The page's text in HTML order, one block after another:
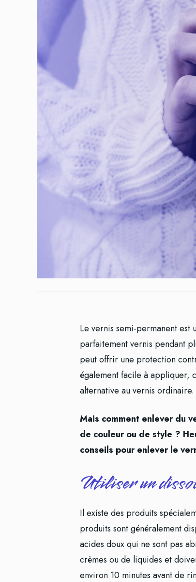
Le vernis semi-permanent
parfaitement vernis pendant
peut offrir une protection
également facile à appliquer,
alternative au vernis ordinaire.
Mais comment enlever du
de couleur ou de style ?
conseils pour enlever le
Utiliser un
Il existe des produits
produits sont généralement
acides doux qui ne sont pas
crèmes ou de liquides et
environ 10 minutes avant de